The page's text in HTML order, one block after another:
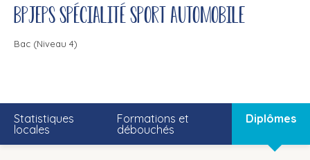
BPJEPS spécialité sport automobile
Bac (Niveau 4)
Statistiques
locales
Formations et
débouchés
Diplômes